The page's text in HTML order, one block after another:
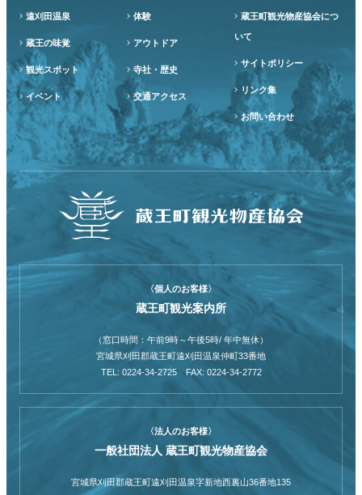
遠刈田温泉
蔵王の味覚
観光スポット
イベント
体験
アウトドア
寺社・歴史
交通アクセス
蔵王町観光物産協会につ
いて
サイトポリシー
リンク集
お問い合わせ
〈個人のお客様〉
蔵王町観光案内所
（窓口時間：午前9時～午後5時/ 年中無休）
宮城県刈田郡蔵王町遠刈田温泉仲町33番地
TEL: 0224-34-2725 FAX: 0224-34-2772
〈法人のお客様〉
一般社団法人 蔵王町観光物産協会
宮城県刈田郡蔵王町遠刈田温泉字新地西裏山36番地135